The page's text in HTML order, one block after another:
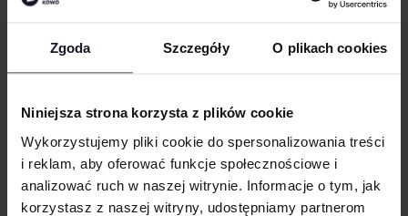
Zgoda Szczegóły O plikach cookies
Niniejsza strona korzysta z plików cookie
Wykorzystujemy pliki cookie do spersonalizowania treści
i reklam, aby oferować funkcje społecznościowe i
analizować ruch w naszej witrynie. Informacje o tym, jak
korzystasz z naszej witryny, udostępniamy partnerom